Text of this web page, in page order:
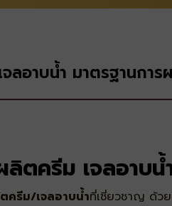
ลอาบน้ำ มาตรฐานกา
ลิตครีม เจลอาบ
ตครีม/เจลอาบน้ำที่เชี่ยวชาญ ด้วย